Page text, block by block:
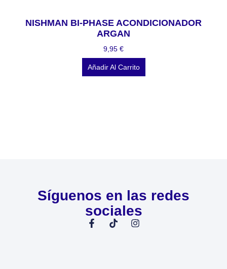
NISHMAN BI-PHASE ACONDICIONADOR
ARGAN
9,95 €
Añadir Al Carrito
Síguenos en las redes
sociales